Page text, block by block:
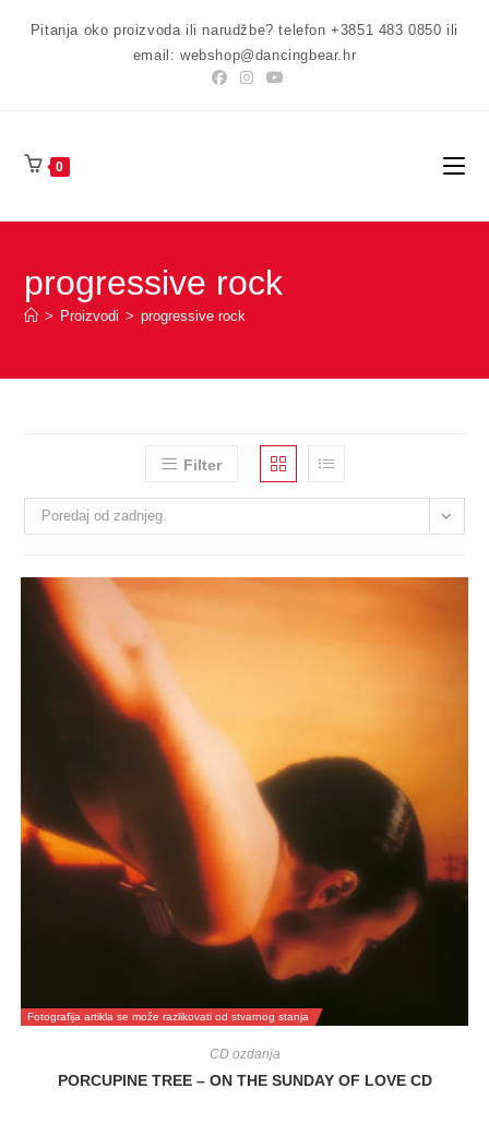
Pitanja oko proizvoda ili narudžbe? telefon +3851 483 0850 ili
email: webshop@dancingbear.hr
0
progressive rock
> Proizvodi > progressive rock
Filter
Poredaj od zadnjeg.
Fotografija artikla se može razlikovati od stvarnog stanja
CD ozdanja
PORCUPINE TREE – ON THE SUNDAY OF LOVE CD